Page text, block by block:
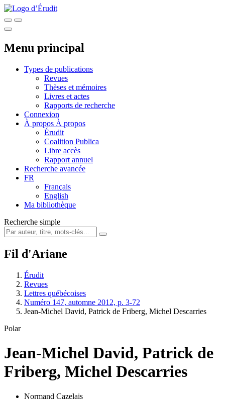
Menu principal
Types de publications
Revues
Thèses et mémoires
Livres et actes
Rapports de recherche
Connexion
À propos À propos
Érudit
Coalition Publica
Libre accès
Rapport annuel
Recherche avancée
FR
Français
English
Ma bibliothèque
Recherche simple
Fil d'Ariane
Érudit
Revues
Lettres québécoises
Numéro 147, automne 2012, p. 3-72
Jean-Michel David, Patrick de Friberg, Michel Descarries
Polar
Jean-Michel David, Patrick de
Friberg, Michel Descarries
Normand Cazelais